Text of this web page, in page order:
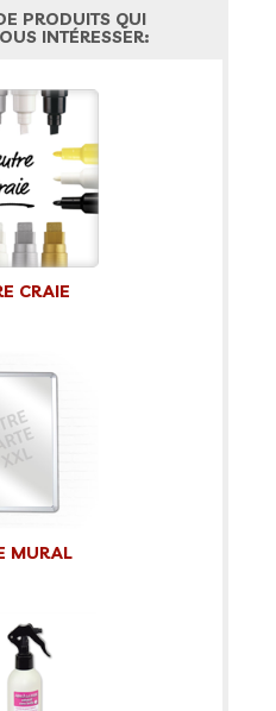
PRODUITS QUI
INTÉRESSER:
CRAIE
MURAL